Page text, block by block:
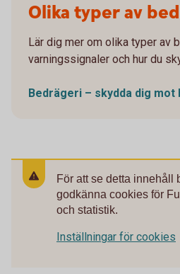
Olika typer av
Lär dig mer om olika typer av
varningssignaler och hur du
Bedrägeri – skydda dig
För att se detta innehåll
godkänna cookies för
och statistik.
Inställningar för cookies